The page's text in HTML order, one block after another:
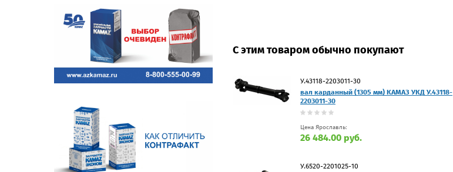
С этим товаром обычно покупают
У.43118-2203011-30
вал карданный (1305 мм) КАМАЗ УКД У.43118-
2203011-30
Цена Ярославль:
26 484.00 руб.
У.6520-2201025-10